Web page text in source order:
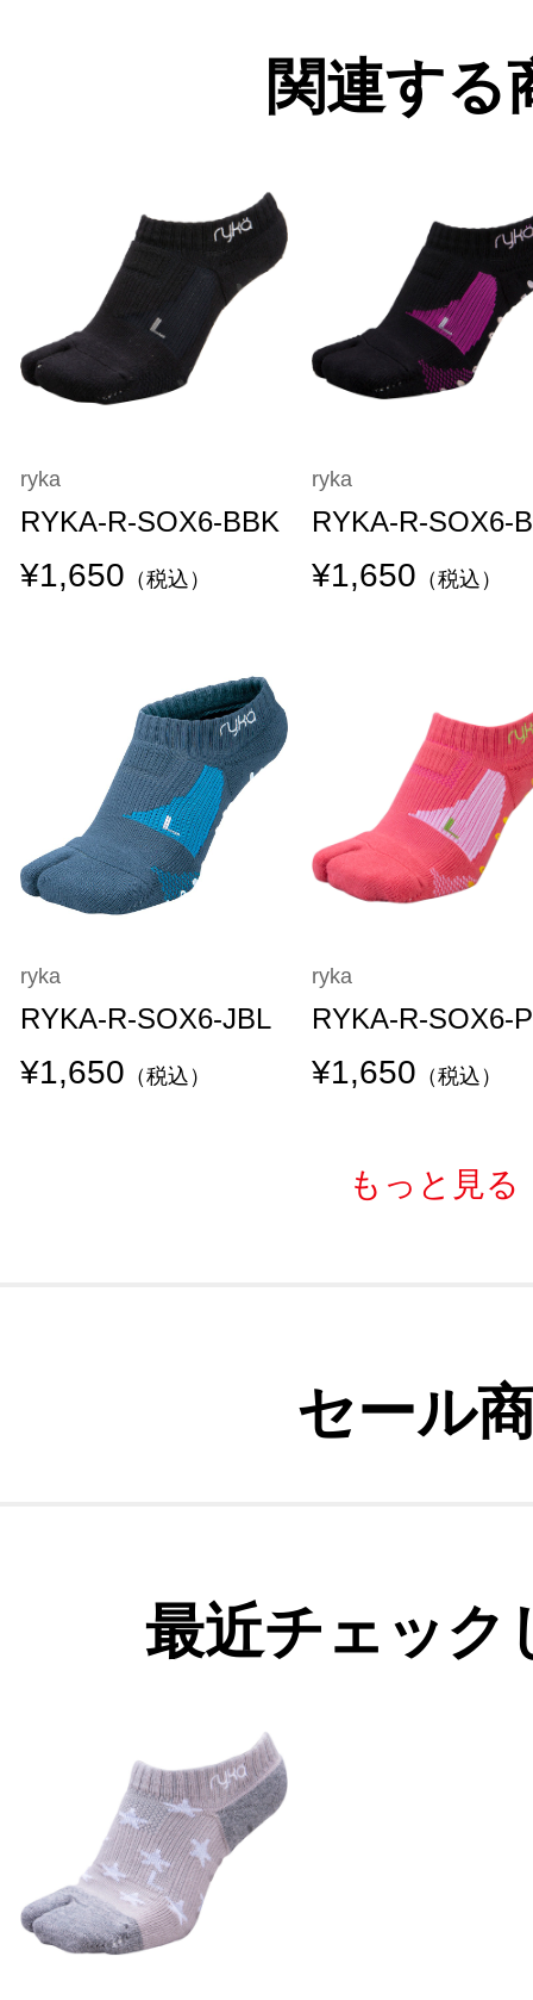
関連する
ryka
RYKA-R-SOX6-BBK
¥1,650 （税込）
ryka
RYKA-R-SOX6-
¥1,650 （税込）
ryka
RYKA-R-SOX6-JBL
¥1,650 （税込）
ryka
RYKA-R-SOX6-
¥1,650 （税込）
もっと見る
セール
最近チェック